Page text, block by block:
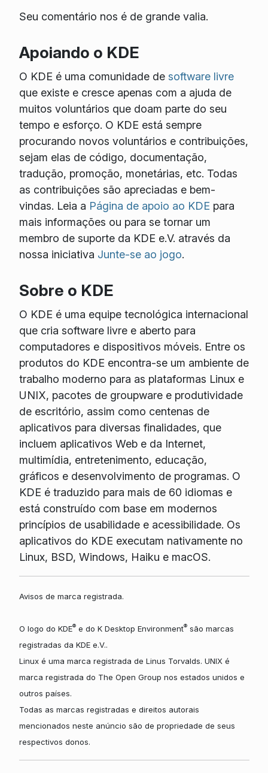
Seu comentário nos é de grande valia.
Apoiando o KDE
O KDE é uma comunidade de software livre
que existe e cresce apenas com a ajuda de
muitos voluntários que doam parte do seu
tempo e esforço. O KDE está sempre
procurando novos voluntários e contribuições,
sejam elas de código, documentação,
tradução, promoção, monetárias, etc. Todas
as contribuições são apreciadas e bem-
vindas. Leia a Página de apoio ao KDE para
mais informações ou para se tornar um
membro de suporte da KDE e.V. através da
nossa iniciativa Junte-se ao jogo.
Sobre o KDE
O KDE é uma equipe tecnológica internacional
que cria software livre e aberto para
computadores e dispositivos móveis. Entre os
produtos do KDE encontra-se um ambiente de
trabalho moderno para as plataformas Linux e
UNIX, pacotes de groupware e produtividade
de escritório, assim como centenas de
aplicativos para diversas finalidades, que
incluem aplicativos Web e da Internet,
multimídia, entretenimento, educação,
gráficos e desenvolvimento de programas. O
KDE é traduzido para mais de 60 idiomas e
está construído com base em modernos
princípios de usabilidade e acessibilidade. Os
aplicativos do KDE executam nativamente no
Linux, BSD, Windows, Haiku e macOS.
Avisos de marca registrada.
O logo do KDE®e do K Desktop Environment®são marcas
registradas da KDE e.V..
Linux é uma marca registrada de Linus Torvalds. UNIX é
marca registrada do The Open Group nos estados unidos e
outros países.
Todas as marcas registradas e direitos autorais
mencionados neste anúncio são de propriedade de seus
respectivos donos.